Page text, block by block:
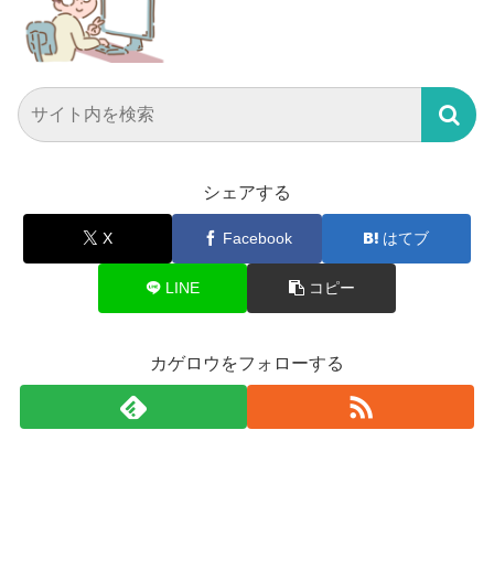
シェアする
X Facebook はてブ
LINE コピー
カゲロウをフォローする